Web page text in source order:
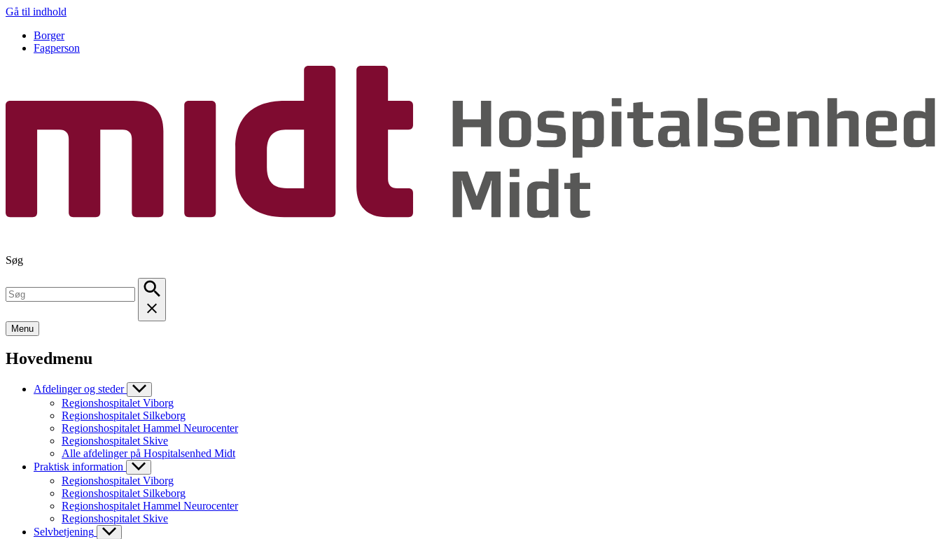
Gå til indhold
Borger
Fagperson
Søg
Menu
Hovedmenu
Afdelinger og steder
Regionshospitalet Viborg
Regionshospitalet Silkeborg
Regionshospitalet Hammel Neurocenter
Regionshospitalet Skive
Alle afdelinger på Hospitalsenhed Midt
Praktisk information
Regionshospitalet Viborg
Regionshospitalet Silkeborg
Regionshospitalet Hammel Neurocenter
Regionshospitalet Skive
Selvbetjening